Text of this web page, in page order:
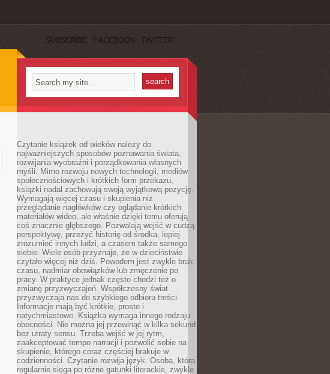
SUBSCRIBE FACEBOOK TWITTER
Czytanie książek od wieków należy do
najważniejszych sposobów poznawania świata,
rozwijania wyobraźni i porządkowania własnych
myśli. Mimo rozwoju nowych technologii, mediów
społecznościowych i krótkich form przekazu,
książki nadal zachowują swoją wyjątkową pozycję.
Wymagają więcej czasu i skupienia niż
przeglądanie nagłówków czy oglądanie krótkich
materiałów wideo, ale właśnie dzięki temu oferują
coś znacznie głębszego. Pozwalają wejść w cudzą
perspektywę, przeżyć historię od środka, lepiej
zrozumieć innych ludzi, a czasem także samego
siebie. Wiele osób przyznaje, że w dzieciństwie
czytało więcej niż dziś. Powodem jest zwykle brak
czasu, nadmiar obowiązków lub zmęczenie po
pracy. W praktyce jednak często chodzi też o
zmianę przyzwyczajeń. Współczesny świat
przyzwyczaja nas do szybkiego odbioru treści.
Informacje mają być krótkie, proste i
natychmiastowe. Książka wymaga innego rodzaju
obecności. Nie można jej przewinąć w kilka sekund
bez utraty sensu. Trzeba wejść w jej rytm,
zaakceptować tempo narracji i pozwolić sobie na
skupienie, którego coraz częściej brakuje w
codzienności. Czytanie rozwija język. Osoba, która
regularnie sięga po różne gatunki literackie, zwykle